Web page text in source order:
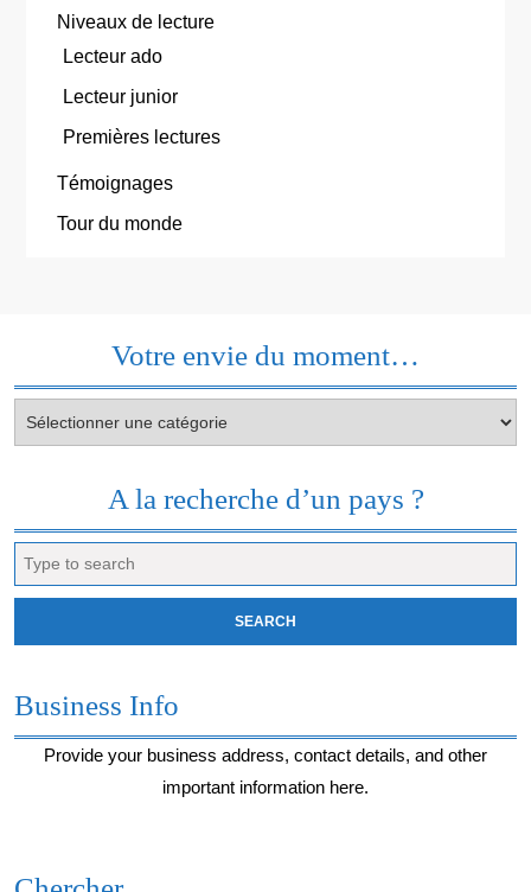
Niveaux de lecture
Lecteur ado
Lecteur junior
Premières lectures
Témoignages
Tour du monde
Votre envie du moment…
envie
A la recherche d’un pays ?
for:
Business Info
Provide your business address, contact details, and other
important information here.